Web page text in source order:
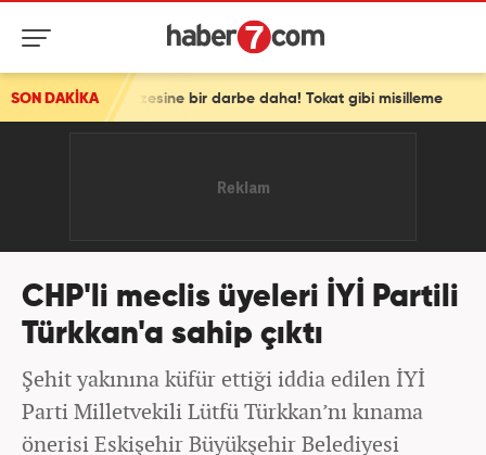
SON DAKİKAbir darbe daha! Tokat gibi misilleme
CHP'li meclis üyeleri İYİ Partili
Türkkan'a sahip çıktı
Şehit yakınına küfür ettiği iddia edilen İYİ
Parti Milletvekili Lütfü Türkkan’nı kınama
önerisi Eskişehir Büyükşehir Belediyesi